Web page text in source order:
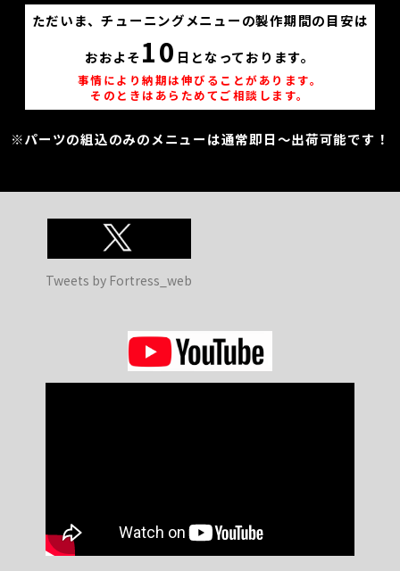
ただいま、チューニングメニューの製作期間の目安は
おおよそ 10 日となっております。
事情により納期は伸びることがあります。
そのときはあらためてご相談します。
※パーツの組込のみのメニューは通常即日～出荷可能です！
Tweets by Fortress_web